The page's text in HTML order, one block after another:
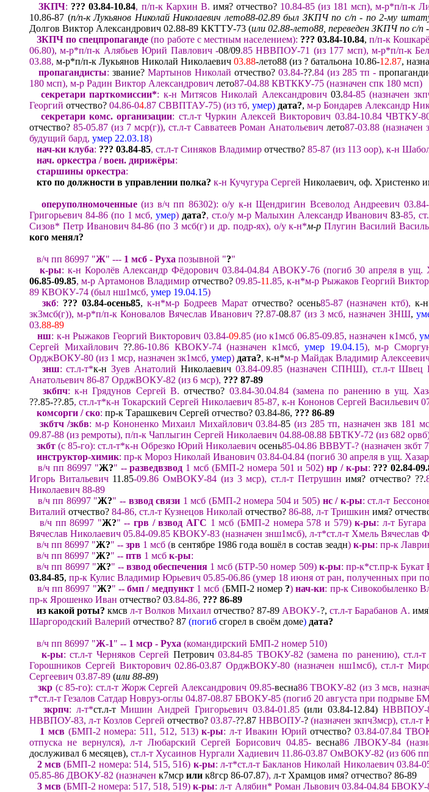
ЗКПЧ: ??? 03.84-10.84, п/п-к Кархин В. имя? отчество? 10.84-85(из 181 мсп), м-р*п/п-к
10.86-87 (п/п-к Лукьянов Николай Николаевич лето88-02.89 был ЗКПЧ по с/п - по 2-му
Долгов Виктор Александрович 02.88-89 ККТТУ-73 (или 02.88-лето88, переведен ЗКПЧ по с/п -
ЗКПЧ по спецпропаганде (по работе с местным населением): ??? 03.84-10.84, п/п-к
06.80), м-р*п/п-к Алябьев Юрий Павлович -08/09.85 НВВПОУ-71 (из 177 мсп), м-р*п/п-к
03.88, м-р*п/п-к Лукьянов Николай Николаевич 03.88-лето88 (из ? батальона 10.86-12.87,
пропагандисты: звание? Мартынов Николай отчество? 03.84-??.84(из 285 тп -
180 мсп), м-р Радин Виктор Александрович лето87-04.88 КВТККУ-75 (назначен спк 180 мсп)
секретарипарткомиссии*: к-н Митясов Николай Александрович03.84-85 (назначен
Георгий отчество? 04.86-04.87 СВВПТАУ-75) (из тб, умер) дата?, м-р Бондарев Александр
секретари комс. организации: ст.л-т Чуркин Алексей Викторович 03.84-10.84ЧВТКУ-
отчество? 85-05.87 (из 7 мср(г)), ст.л-т Савватеев Роман Анатольевичлето87-03.88(назначен
будущий бард, умер 22.03.18)
нач-ки клуба: ??? 03.84-85, ст.л-т Синяков Владимир отчество? 85-87 (из 113 оор), к-н
нач. оркестра / воен. дирижёры:
старшины оркестра:
кто по должности в управлении полка? к-н Кучугура Сергей Николаевич, оф. Христенко
оперуполномоченные(из в/ч пп 86302):о/у к-н Щендригин Всеволод Андреевич
Григорьевич 84-86 (по 1 мсб, умер) дата?, ст.о/у м-р Малыхин Александр Иванович83-85,
Сизов* Петр Иванович 84-86 (по 3 мсб(г)и др. подр-ях), о/у к-н*м-р Плугин Василий
кого менял?
в/ч пп 86997 "Ж" --- 1 мсб - Руха позывной "?"
к-ры: к-н Королёв Александр Фёдорович 03.84-04.84 АВОКУ-76 (погиб 30 апреляв ущ.
06.85-09.85, м-р Артамонов Владимир отчество? 09.85-11 .85, к-н*м-р Рыжаков Георгий
89 КВОКУ-74 (был нш1мсб, умер 19.04.15)
зкб: ??? 03.84-осень85, к-н*м-р Бодреев Марат отчество? осень85-87(назначен ктб),к-
зк3мсб(г)),м-р*п/п-к Коновалов Вячеслав Иванович??.87-08.87 (из 3 мсб, назначен ЗНШ,
03.88-89
нш: к-н Рыжаков ГеоргийВикторович 03.84-09.85(ио к1мсб 06.85-09.85, назначен к1мсб,
Сергей Михайлович??.86-10.86 КВОКУ-74 (назначен к1мсб,умер 19.04.15),м-р
ОрджВОКУ-80 (из 1 мср, назначен зк1мсб, умер) дата?, к-н*м-р Майдак Владимир
знш: ст.л-т*к-нЗуев АнатолийНиколаевич 03.84-09.85(назначен СПНШ), ст.л-т Швец
Анатольевич 86-87 ОрджВОКУ-82 (из 6 мср), ??? 87-89
зкбпч:к-н Грядунов Сергей В. отчество? 03.84-30.04.84 (замена по ранению в ущ.
??.85-??.85, ст.л-т*к-н Токарский Сергей Николаевич 85-87, к-н Кононов Сергей Васильевич
комсорги / ско: пр-к Тарашкевич Сергей отчество? 03.84-86, ??? 86-89
зкбтч/зкбв: м-р Кононенко Михаил Михайлович 03.84-85 (из 285 тп, назначен зкв 181
09.87-88 (из ремроты), п/п-к Чаплыгин Сергей Николаевич 04.88-08.88 БВТКУ-72 (из 682 орвб
зкбт (с 85-го): ст.л-т*к-н Обрезко Юрий Николаевич осень85-04.86 ВВВУТ-? (назначен зкбт
инструктор-химик: пр-к Мороз Николай Иванович 03.84-04.84 (погиб 30 апреля в ущ.
в/ч пп86997 "Ж?" -- разведвзвод 1мсб (БМП-2 номера 501 и 502) нр/ к-ры: ??? 02.84-
Игорь Витальевич11.85-09.86 ОмВОКУ-84 (из 3 мср), ст.л-т Петрушин имя? отчество? ??.
Николаевич 88-89
в/ч пп 86997 "Ж?" -- взводсвязи 1 мсб (БМП-2 номера 504и 505) нс / к-ры: ст.л-т
Виталий отчество? 84-86, ст.л-т Кузнецов Николай отчество? 86-88, л-т Тришкин имя?
в/ч пп86997 "Ж?" -- грв / взвод АГС 1 мсб (БМП-2 номера 578 и 579)к-ры: л-тБугара
Вячеслав Николаевич 05.84-09.85 КВОКУ-83 (назначен знш1мсб), л-т*ст.л-т Хмель Вячеслав
в/ч пп 86997 "Ж?" -- зрв 1 мсб (в сентябре 1986 года вошёл в состав зеадн) к-ры: пр-к
в/ч пп 86997 "Ж?" -- птв 1 мсб к-ры:
в/ч пп 86997 "Ж?" -- взвод обеспечения 1мсб(БТР-50 номер 509) к-ры: пр-к*ст.пр-к
03.84-85, пр-к Кулис Владимир Юрьевич 05.85-06.86 (умер 18 июня от ран, полученных при
в/ч пп86997 "Ж?" --бмп / медпункт 1 мсб (БМП-2 номер ?)нач-ки: пр-к Сивокобыленко
пр-к Ярошенко Иван отчество? 03.84-86, ??? 86-89
из какой роты?кмсвл-тВолков Михаил отчество? 87-89 АВОКУ-?, ст.л-т Барабанов А.
Шаргородский Валерий отчество? 87 (погиб сгорел в своём доме) дата?
в/ч пп 86997 "Ж-1" -- 1 мср - Руха (командирский БМП-2 номер 510)
к-ры: ст.л-т Черняков Сергей Петрович03.84-85 ТВОКУ-82(замена по ранению), ст.л-т
Горошников Сергей Викторович02.86-03.87 ОрджВОКУ-80 (назначен нш1мсб), ст.л-т
Сергеевич 03.87-89 (или 88-89)
зкр (с 85-го): ст.л-т Жорж Сергей Александрович 09.85-весна86ТВОКУ-82 (из 3 мсв,
т*ст.л-т Гезалов Сатдар Новруз-оглы 04.87-08.87 БВОКУ-85 (погиб 20 августа при подрыве
зкрпч: л-т*ст.л-тМишин Андрей Григорьевич 03.84-01.85 (или 03.84-12.84) Н
НВВПОУ-83, л-т Козлов Сергей отчество? 03.87-??.87 НВВОПУ-? (назначен зкпч3мср), ст.л-т
1 мсв (БМП-2 номера: 511, 51 2, 513) к-ры: л-т Ивакин Юрий отчество?03.84-07.84
отпуска не вернулся), л-т Любарский Сергей Борисович 04.85-весна86 ЛВОКУ-84
дослуживал 6 месяцев), ст.л-т Хусаинов Нургали Хадиевич 11.86-03.87 ОмВОКУ-82 (из 606 пп
2 мсв (БМП-2 номера: 514, 515, 516) к-ры: л-т*ст.л-т Бакланов Николай Николаевич
05.85-86 ДВОКУ-82 (назначен к7мср или к8гср 86-07.87), л-т Храмцов имя? отчество? 86-89
3 мсв (БМП-2 номера: 51 7, 518, 519) к-ры: л-т Алябин* Роман Львович 03.84-04.84 БВОКУ-